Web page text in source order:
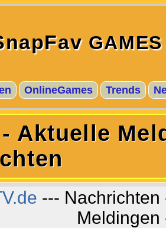
GAMES
OnlineGames Trends
- Aktuelle
--- Nachrichten